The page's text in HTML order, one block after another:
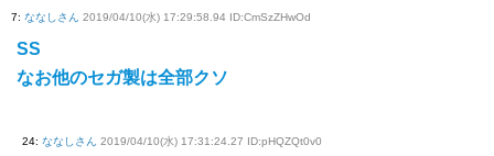
7: ななしさん 2019/04/10(水) 17:29:58.94 ID:CmSzZHwOd
SS
なお他のセガ製は全部クソ
24: ななしさん 2019/04/10(水) 17:31:24.27 ID:pHQZQt0v0